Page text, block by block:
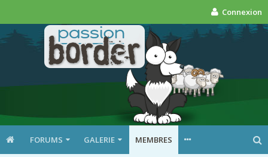
Connexion
FORUMS GALERIE MEMBRES